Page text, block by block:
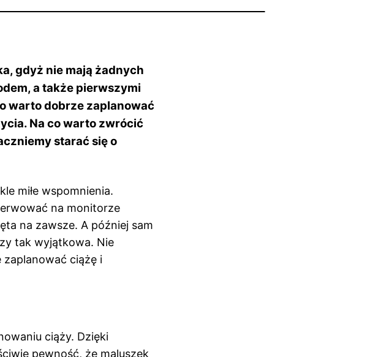
gdyż nie mają żadnych
a także pierwszymi
warto dobrze zaplanować
Na co warto zwrócić
starać się o
miłe wspomnienia.
na monitorze
na zawsze. A później sam
tak wyjątkowa. Nie
ciążę i
ciąży. Dzięki
pewność, że maluszek